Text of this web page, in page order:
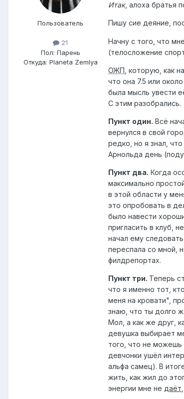
Пользователь
21
Пол: Парень
Откуда: Planeta Zemlya
Итак, алоха братья
Пишу сие деяние,
Начну с того, что
(телосложение
ОЖП , которую, как
что она 7.5 или
была мысль увести
С этим разобрались.
Пункт один. Всё
вернулся в свой
редко, но я знал,
Арнольда день
Пункт два. Когда
максимально
в этой области у
это опробовать в
было навести
пригласить в клуб,
начал ему
переспала со мной,
филдрепортах.
Пункт три. Теперь
что я именно тот,
меня на кровати",
знаю, что ты долго
Мол, а как же друг,
девушка выбирает
того, что не можешь
девчонки ушёл
альфа самец). В
жить, как жил до
энергии мне не даёт